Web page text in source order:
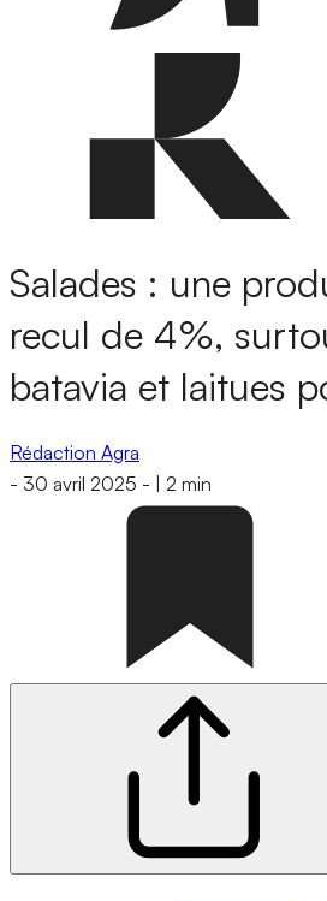
Salades : une
recul de 4%,
batavia et laitues
Rédaction Agra
- 30 avril 2025 - 2 min